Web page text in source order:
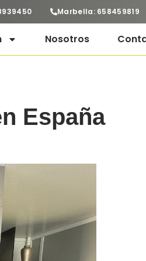
Marbella: 658459819
Nosotros
España